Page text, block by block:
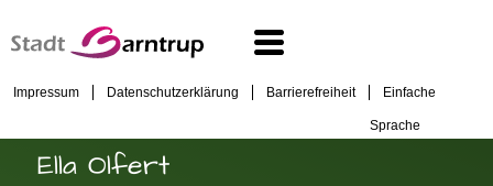
Impressum Datenschutzerklärung Barrierefreiheit Einfache
Sprache
Ella Olfert